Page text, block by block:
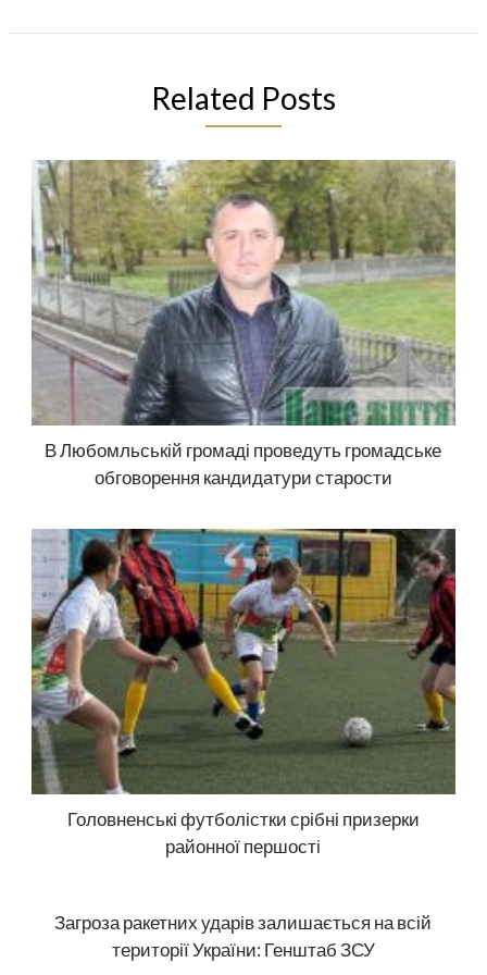
Related Posts
В Любомльській громаді проведуть громадське
обговорення кандидатури старости
Головненські футболістки срібні призерки
районної першості
Загроза ракетних ударів залишається на всій
території України: Генштаб ЗСУ